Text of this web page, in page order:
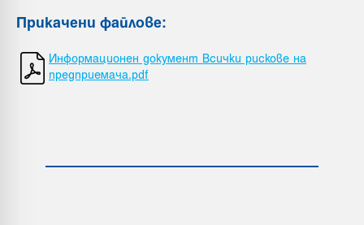
Прикачени файлове:
Информационен документ Всички рискове на
предприемача.pdf